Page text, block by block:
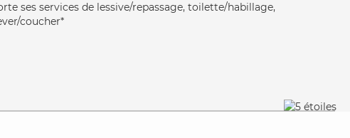
ses services de lessive/repassage, toilette/habillage,
coucher*